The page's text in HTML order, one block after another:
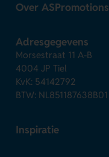
Over ASPromotions
Adresgegevens
Morsestraat 11 A-B
4004 JP Tiel
KvK: 54142792
BTW: NL851187638B01
Inspiratie